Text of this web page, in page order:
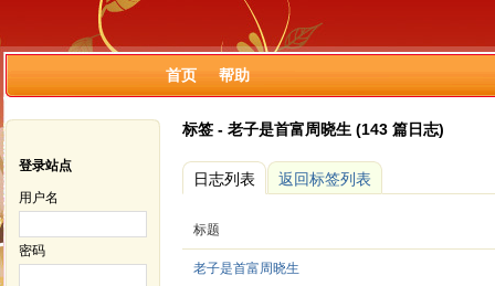
首页 帮助
登录站点
用户名
密码
标签 - 老子是首富周晓生 (143 篇日志)
日志列表 返回标签列表
标题
老子是首富周晓生